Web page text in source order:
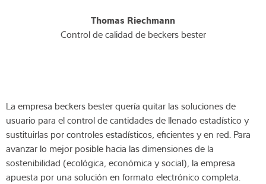
Thomas Riechmann
Control de calidad de beckers bester
La empresa beckers bester quería quitar las soluciones de
usuario para el control de cantidades de llenado estadístico y
sustituirlas por controles estadísticos, eficientes y en red. Para
avanzar lo mejor posible hacia las dimensiones de la
sostenibilidad (ecológica, económica y social), la empresa
apuesta por una solución en formato electrónico completa.